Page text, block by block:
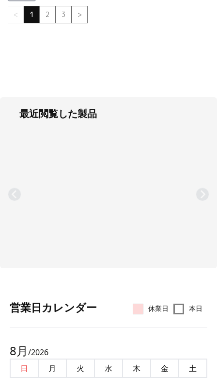
< 1 2 3 >
最近閲覧した製品
営業⽇カレンダー 休業日 本日
8月 /2026
日
月 火 水 木 金
土